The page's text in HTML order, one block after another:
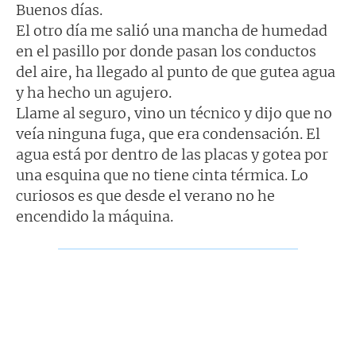
Buenos días.
El otro día me salió una mancha de humedad
en el pasillo por donde pasan los conductos
del aire, ha llegado al punto de que gutea agua
y ha hecho un agujero.
Llame al seguro, vino un técnico y dijo que no
veía ninguna fuga, que era condensación. El
agua está por dentro de las placas y gotea por
una esquina que no tiene cinta térmica. Lo
curiosos es que desde el verano no he
encendido la máquina.